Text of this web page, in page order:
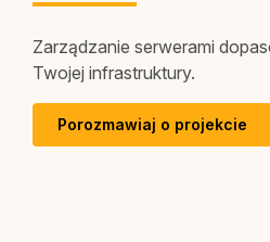
Zarządzanie serwerami
Twojej infrastruktury.
Porozmawiaj o projekcie